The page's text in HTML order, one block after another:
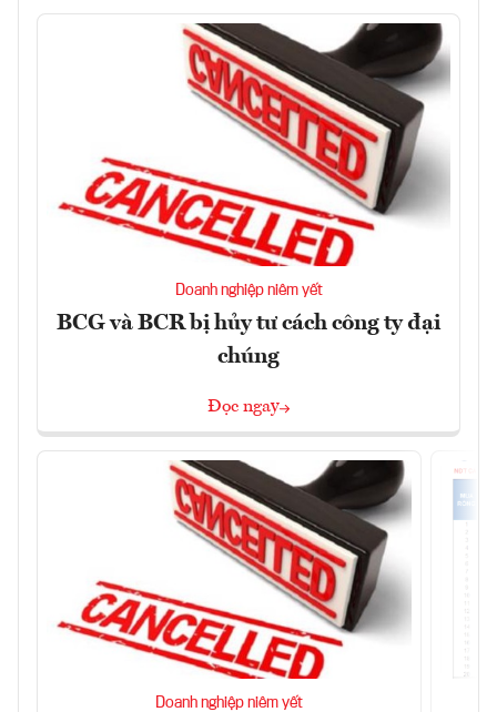
Doanh nghiệp niêm yết
BCG và BCR bị hủy tư cách công ty đại
chúng
Đọc ngay
Doanh nghiệp niêm yết